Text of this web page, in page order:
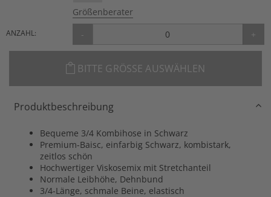
Größenberater
ANZAHL: - +
BITTE GRÖSSE AUSWÄHLEN
Produktbeschreibung
Bequeme 3/4 Kombihose in Schwarz
Premium-Baisc, einfarbig Schwarz, kombistark,
zeitlos schön
Hochwertiger Viskosemix mit Stretchanteil
Normale Leibhöhe, Dehnbund
3/4-Länge, schmale Beine, elastisch